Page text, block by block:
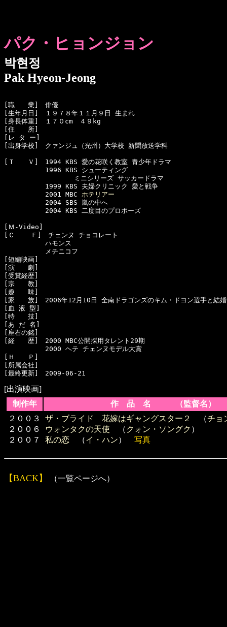
パク・ヒョンジョン
박현정
Pak Hyeon-Jeong
[職　　業]　俳優
[生年月日]　１９７８年１１月９日 生まれ
[身長体重]　１７０cm　４９kg
[住　　所]
[レ タ ー]
[出身学校]　クァンジュ（光州）大学校 新聞放送学科
[Ｔ　　Ｖ]　1994 KBS 愛の花咲く教室 青少年ドラマ
  　　　　　1996 KBS シューティング
ミニシリーズ サッカードラマ
  　　　　　1999 KBS 夫婦クリニック 愛と戦争
  　　　　　2001 MBC
ホテリアー
  　　　　　2004 SBS 嵐の中へ
  　　　　　2004 KBS 二度目のプロポーズ
[Ｍ-Video]
[Ｃ    Ｆ]　チェンヌ チョコレート
  　　　　　ハモンス
  　　　　　メチニコフ
[短編映画]
[演　　劇]
[受賞経歴]
[宗　　教]
[趣　　味]
[家　　族]　2006年12月10日 全南ドラゴンズのキム・ドヨン選手と
[血 液 型]
[特　　技]
[あ だ 名]
[座右の銘]
[経　　歴]　2000 MBC公開採用タレント29期
  　　　　　2000 ヘテ チェンヌモデル大賞
[Ｈ　　Ｐ]
[所属会社]
[出演映画]
制作年
作 品 名 （監督名）
２００３
２００６
２００７
ザ・ブライド 花嫁はギャングスター２ （チョ
ウォンタクの天使 （ クォン・ソングク ）
私の恋 （イ・ハン）写真
【BACK】 （一覧ページへ）